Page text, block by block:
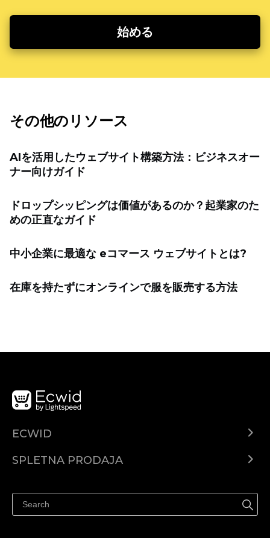
始める
その他のリソース
AIを活用したウェブサイト構築方法：ビジネスオー
ナー向けガイド
ドロップシッピングは価値があるのか？起業家のた
めの正直なガイド
中小企業に最適な eコマース ウェブサイトとは?
在庫を持たずにオンラインで服を販売する方法
ECWID
SPLETNA PRODAJA
Prodaja na Instagramu